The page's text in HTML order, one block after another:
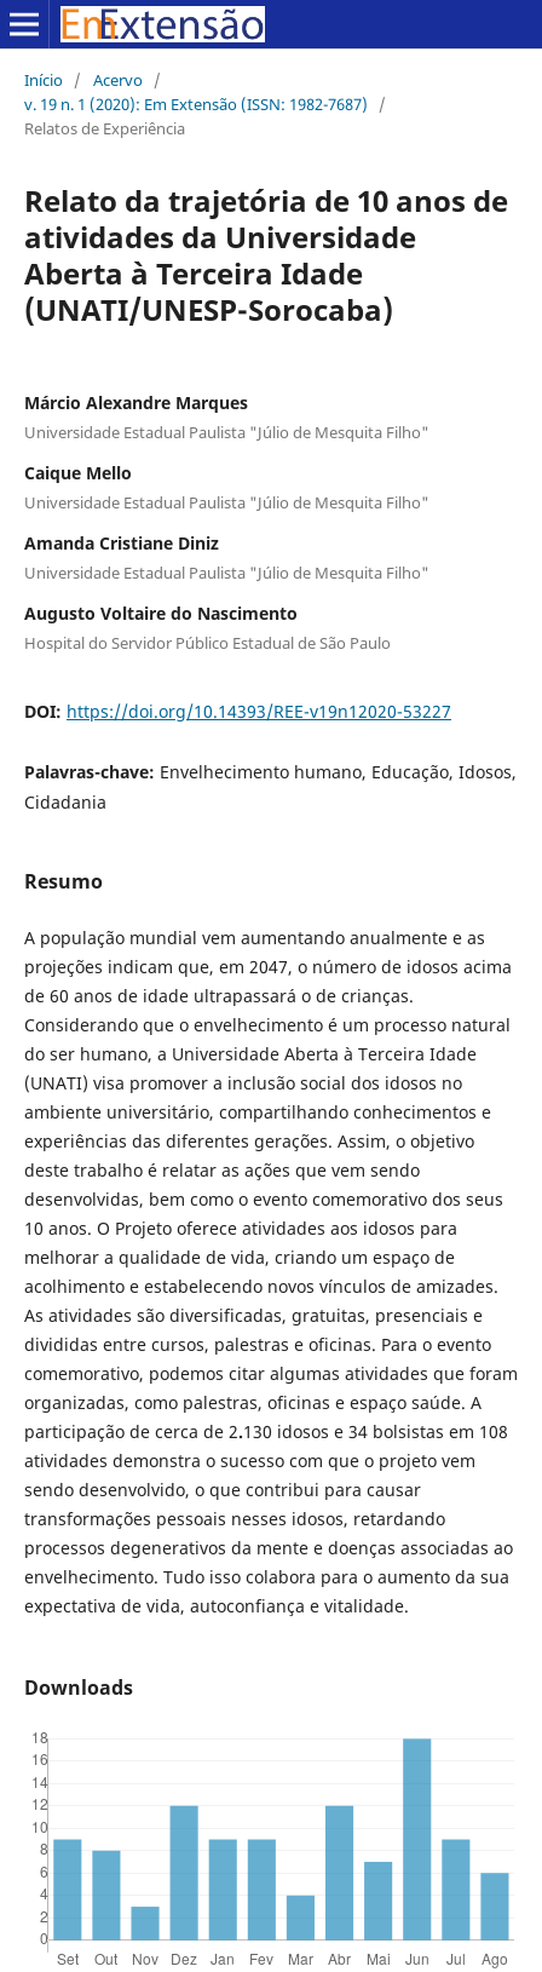
Início / Acervo /
v. 19 n. 1 (2020): Em Extensão (ISSN: 1982-7687)
/
Relatos de Experiência
Relato da trajetória de 10 anos de
atividades da Universidade
Aberta à Terceira Idade
(UNATI/UNESP-Sorocaba)
Márcio Alexandre Marques
Universidade Estadual Paulista "Júlio de Mesquita Filho"
Caique Mello
Universidade Estadual Paulista "Júlio de Mesquita Filho"
Amanda Cristiane Diniz
Universidade Estadual Paulista "Júlio de Mesquita Filho"
Augusto Voltaire do Nascimento
Hospital do Servidor Público Estadual de São Paulo
DOI: https://doi.org/10.14393/REE-v19n12020-53227
Palavras-chave: Envelhecimento humano, Educação, Idosos,
Cidadania
Resumo
A população mundial vem aumentando anualmente e as
projeções indicam que, em 2047, o número de idosos acima
de 60 anos de idade ultrapassará o de crianças.
Considerando que o envelhecimento é um processo natural
do ser humano, a Universidade Aberta à Terceira Idade
(UNATI) visa promover a inclusão social dos idosos no
ambiente universitário, compartilhando conhecimentos e
experiências das diferentes gerações. Assim, o objetivo
deste trabalho é relatar as ações que vem sendo
desenvolvidas, bem como o evento comemorativo dos seus
10 anos. O Projeto oferece atividades aos idosos para
melhorar a qualidade de vida, criando um espaço de
acolhimento e estabelecendo novos vínculos de amizades.
As atividades são diversificadas, gratuitas, presenciais e
divididas entre cursos, palestras e oficinas. Para o evento
comemorativo, podemos citar algumas atividades que foram
organizadas, como palestras, oficinas e espaço saúde. A
participação de cerca de 2.130 idosos e 34 bolsistas em 108
atividades demonstra o sucesso com que o projeto vem
sendo desenvolvido, o que contribui para causar
transformações pessoais nesses idosos, retardando
processos degenerativos da mente e doenças associadas ao
envelhecimento. Tudo isso colabora para o aumento da sua
expectativa de vida, autoconfiança e vitalidade.
Downloads